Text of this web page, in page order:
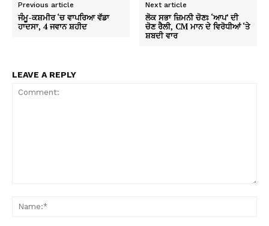
Previous article
ਜੰਮੂ-ਕਸ਼ਮੀਰ ‘ਚ ਵਾਪਰਿਆ ਵੱਡਾ
ਹਾਦਸਾ, 4 ਜਵਾਨ ਸ਼ਹੀਦ
Next article
ਲੋਕ ਸਭਾ ਜ਼ਿਮਨੀ ਚੋਣਃ ‘ਆਪ’ ਦੀ
ਚੋਣ ਰੈਲੀ, CM ਮਾਨ ਦੇ ਵਿਰੋਧੀਆਂ ‘ਤੇ
ਸ਼ਬਦੀ ਵਾਰ
LEAVE A REPLY